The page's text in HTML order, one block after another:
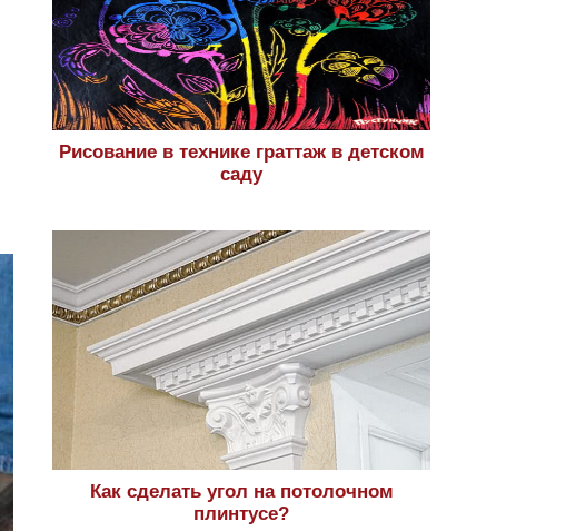
Рисование в технике граттаж в детском
саду
Как сделать угол на потолочном
плинтусе?